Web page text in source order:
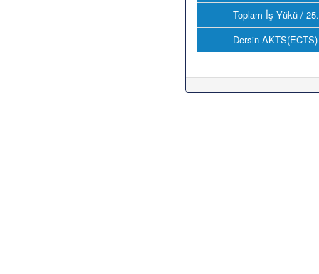
Toplam İş Yükü /
Dersin